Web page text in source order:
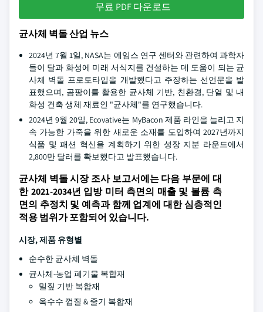
무료 PDF 다운로드
균사체 벽돌 산업 뉴스
2024년 7월 1일, NASA는 에임스 연구 센터와 관련하여 과학자
들이 달과 화성에 미래 서식지를 건설하는 데 도움이 되는 균
사체 벽돌 프로토타입을 개발했다고 주장하는 선언문을 발
표했으며, 곰팡이를 활용한 균사체 기반, 친환경, 단열 및 내
화성 건축 생체 재료인 "균사체"를 연구했습니다.
2024년 9월 20일, Ecovative는 MyBacon 제품 라인을 늘리고 지
속 가능한 가죽을 위한 새로운 소재를 도입하여 2027년까지
식품 및 패션 혁신을 계획하기 위한 성장 지분 라운드에서
2,800만 달러를 확보했다고 발표했습니다.
균사체 벽돌 시장 조사 보고서에는 다음 부문에 대
한 2021-2034년 입방 미터 측면의 매출 및 볼륨 측
면의 추정치 및 예측과 함께 업계에 대한 심층적인
적용 범위가 포함되어 있습니다.
시장, 제품 유형별
순수한 균사체 벽돌
균사체-농업 폐기물 복합재
밀짚 기반 복합재
옥수수 껍질 & 줄기 복합재